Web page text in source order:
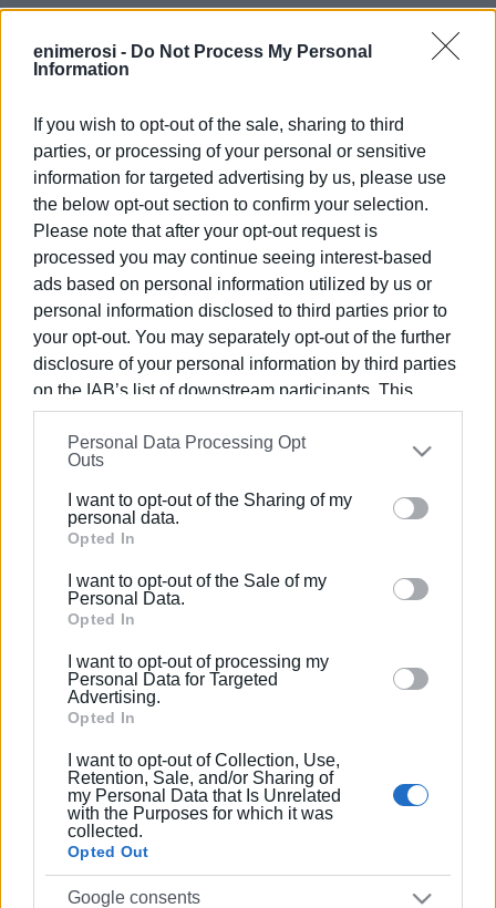
enimerosi - Do Not Process My Personal
Information
If you wish to opt-out of the sale, sharing to third
parties, or processing of your personal or sensitive
information for targeted advertising by us, please use
the below opt-out section to confirm your selection.
Please note that after your opt-out request is
processed you may continue seeing interest-based
ads based on personal information utilized by us or
personal information disclosed to third parties prior to
your opt-out. You may separately opt-out of the further
disclosure of your personal information by third parties
on the IAB’s list of downstream participants. This
information may also be disclosed by us to third parties
on theIAB’s List of Downstream Participants
that may
further disclose it to other third parties.
Please note that this website/app uses one or more
Google services and may gather and store information
behaviour. You may click to grant or deny consent to
Google and its third-party tags to use your data for
section.
Personal Data Processing Opt
Outs
I want to opt-out of the Sharing of my
personal data.
Opted In
I want to opt-out of the Sale of my
Personal Data.
Opted In
I want to opt-out of processing my
Personal Data for Targeted
Advertising.
Opted In
I want to opt-out of Collection, Use,
Retention, Sale, and/or Sharing of
my Personal Data that Is Unrelated
with the Purposes for which it was
collected.
Opted Out
Google consents
συντομότερο δυνατό και να αποκατασταθεί άμεσα η
υδροδότηση στην περιοχή.
μεριμνήσουν εγκαίρως για τις ανάγκες τους σε νερό
κατά τη διάρκεια της διακοπής και ζητεί την κατανόηση
των καταναλωτών για την προσωρινή ταλαιπωρία,
επισημαίνοντας ότι οι παρεμβάσεις αποσκοπούν στη
βελτίωση της αξιοπιστίας του δικτύου ύδρευσης.
Εμφανίσεις: 2488
ΕΛΕΝΗ ΚΟΡΩΝΑΚΗ
Εργάζεται στις Εκδόσεις Ενημέρωση από το
1990 σε θέσεις υψηλής ευθύνης. Ειδικεύεται στις
δημόσιες σχέσεις, το ελεύθερο και το
καλλιτεχνικό ρεπορτάζ.
Ακολουθήστε το enimerosi στο
Συνδρομητές στο e-paper